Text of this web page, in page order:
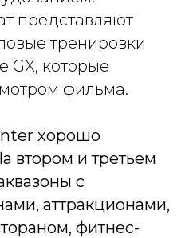
представляют
тренировки
GX, которые
фильма.
хорошо
втором и третьем
с
аттракционами,
фитнес-